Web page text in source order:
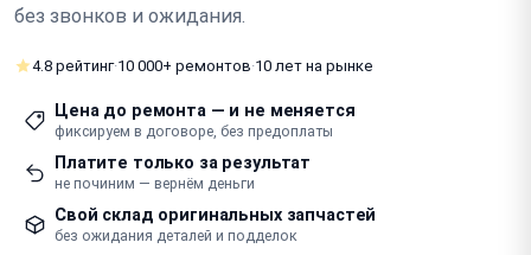
без звонков и ожидания.
4.8 рейтинг·10 000+ ремонтов·10 лет на рынке
Цена до ремонта — и не меняется
фиксируем в договоре, без предоплаты
Платите только за результат
не починим — вернём деньги
Свой склад оригинальных запчастей
без ожидания деталей и подделок